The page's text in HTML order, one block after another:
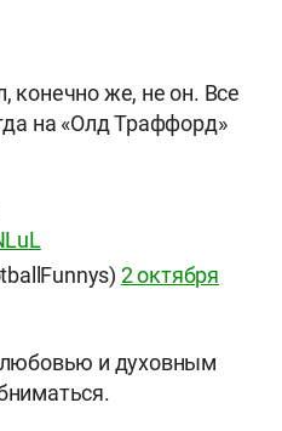
конечно же, не он. Все
на «Олд Траффорд»
2 октября
и духовным